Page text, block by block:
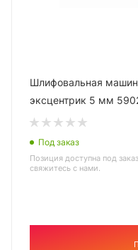
Шлифовальная
эксцентрик 5 мм
Под заказ
Позиция доступна под
свяжитесь с нами.